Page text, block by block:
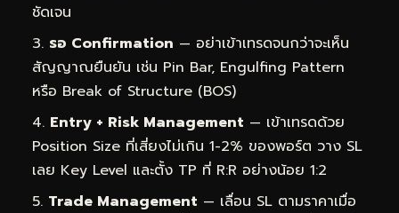
ชัดเจน
รอ Confirmation — อย่าเข้าเทรดจนกว่าจะเห็น
สัญญาณยืนยัน เช่น Pin Bar, Engulfing Pattern
หรือ Break of Structure (BOS)
Entry + Risk Management — เข้าเทรดด้วย
Position Size ที่เสี่ยงไม่เกิน 1-2% ของพอร์ต วาง SL
เลย Key Level และตั้ง TP ที่ R:R อย่างน้อย 1:2
Trade Management — เลื่อน SL ตามราคาเมื่อ